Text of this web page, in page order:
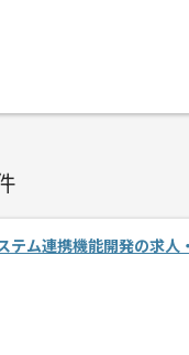
品質保証サービス、SES
事業者向けCMSフロン
テム連携機能開発の求人